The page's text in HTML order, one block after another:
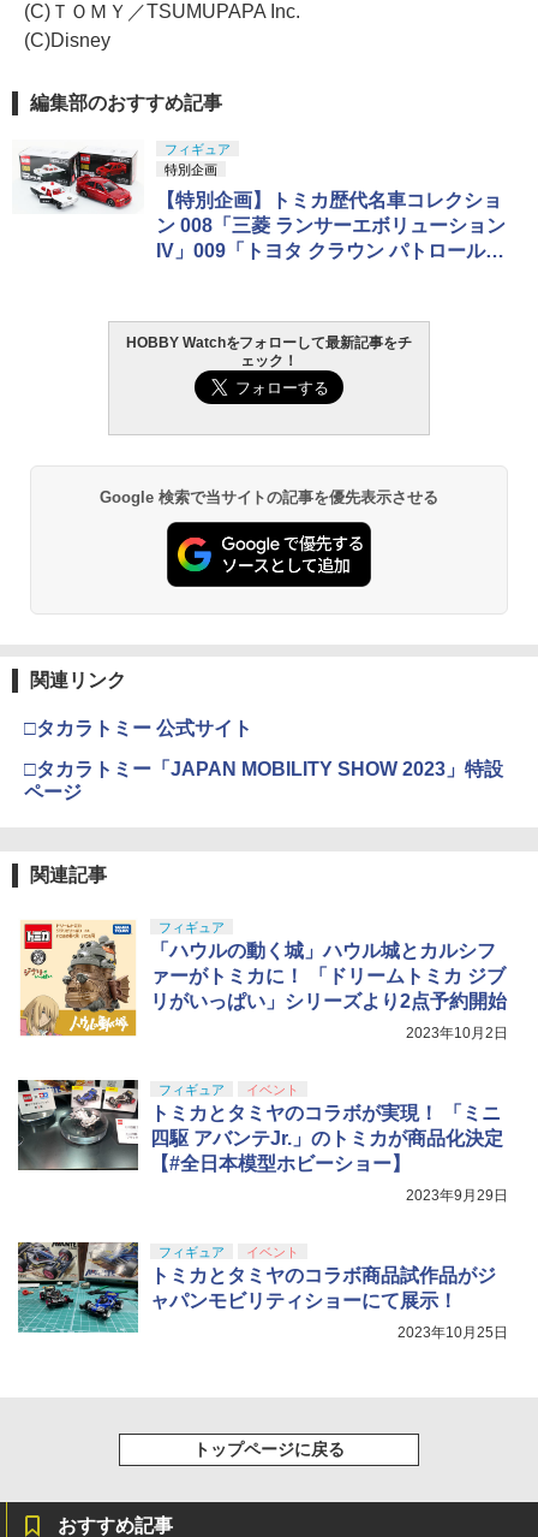
(C)ＴＯＭＹ／TSUMUPAPA Inc.
(C)Disney
編集部のおすすめ記事
フィギュア
特別企画
【特別企画】トミカ歴代名車コレクショ
ン 008「三菱 ランサーエボリューション
IV」009「トヨタ クラウン パトロールカ
HOBBY Watchをフォローして最新記事をチ
ェック！
Google 検索で当サイトの記事を優先表示させる
関連リンク
□タカラトミー 公式サイト
□タカラトミー「JAPAN MOBILITY SHOW 2023」特設
ページ
関連記事
フィギュア
「ハウルの動く城」ハウル城とカルシフ
ァーがトミカに！ 「ドリームトミカ ジブ
リがいっぱい」シリーズより2点予約開始
2023年10月2日
フィギュア イベント
トミカとタミヤのコラボが実現！ 「ミニ
四駆 アバンテJr.」のトミカが商品化決定
【#全日本模型ホビーショー】
2023年9月29日
フィギュア イベント
トミカとタミヤのコラボ商品試作品がジ
ャパンモビリティショーにて展示！
2023年10月25日
トップページに戻る
おすすめ記事